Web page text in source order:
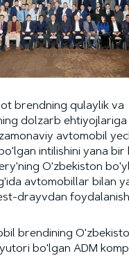
brendning qulaylik va
dolzarb ehtiyojlariga
avtomobil
intilishini yana bir
O'zbekiston
avtomobillar bilan
drayvdan foydalanish
brendining
bo'lgan ADM